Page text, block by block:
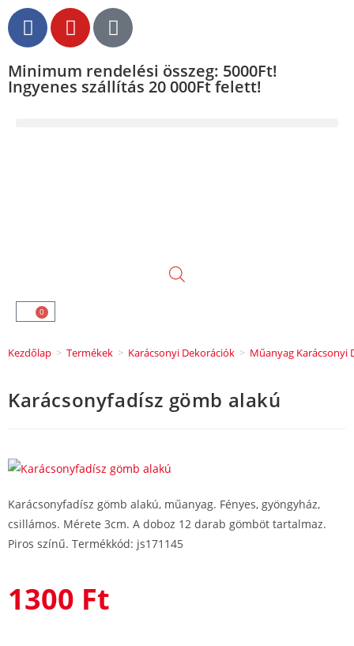
Minimum rendelési összeg: 5000Ft!
Ingyenes szállítás 20 000Ft felett!
0
Kezdőlap > Termékek > Karácsonyi Dekorációk > Műanyag Karácsonyi
Karácsonyfadísz gömb alakú
Karácsonyfadísz gömb alakú, műanyag. Fényes, gyöngyház,
csillámos. Mérete 3cm. A doboz 12 darab gömböt tartalmaz.
Piros színű. Termékkód: js171145
1300 Ft